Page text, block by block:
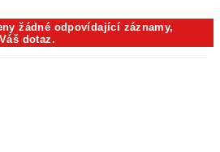
žádné odpovídající záznamy,
dotaz.